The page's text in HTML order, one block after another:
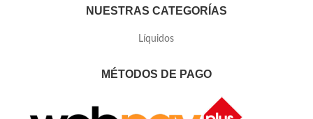
NUESTRAS CATEGORÍAS
Líquidos
MÉTODOS DE PAGO